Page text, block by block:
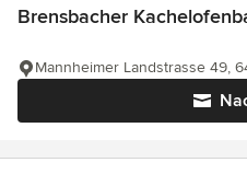
Brensbacher
Mannheimer Landstrasse 49,